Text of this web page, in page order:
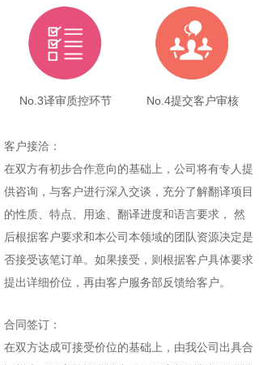
No.4提交客户审核
No.3译审质控环节
客户接洽：
在双方有初步合作意向的基础上，公司将有专人提
供咨询，与客户进行深入交谈，充分了解翻译项目
的性质、特点、用途、翻译进度和语言要求， 然
后根据客户要求和本公司本领域的团队资源决定是
否接受该笔订单。如果接受，则根据客户具体要求
提出详细价位，再由客户服务部反馈给客户。
合同签订：
在双方达成可接受价位的基础上，由我公司出具合